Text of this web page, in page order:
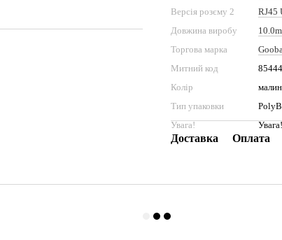
Версія розєму 2
RJ45
Довжина виробу
10.0m
Торгова марка
Митний код
Колір
Тип упаковки
Увага!
Доставка Оплата